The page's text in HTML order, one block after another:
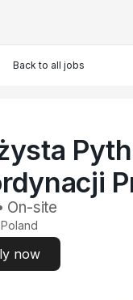
Back to all jobs
On-site
now